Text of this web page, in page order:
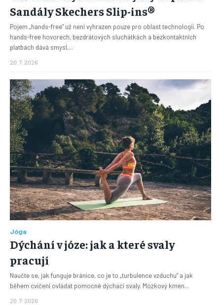
Sandály Skechers Slip-ins®
Pojem „hands-free“ už není vyhrazen pouze pro oblast technologií. Po
hands-free hovorech, bezdrátových sluchátkách a bezkontaktních
platbách dává smysl,...
20. 7. 2026
Jóga
Dýchání v józe: jak a které svaly
pracují
Naučte se, jak funguje bránice, co je to „turbulence vzduchu“ a jak
během cvičení ovládat pomocné dýchací svaly. Mozkový kmen...
20. 7. 2026